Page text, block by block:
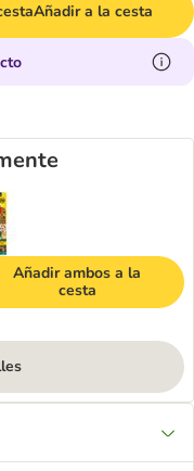
Añadir a la cesta
Añadir ambos a la
cesta